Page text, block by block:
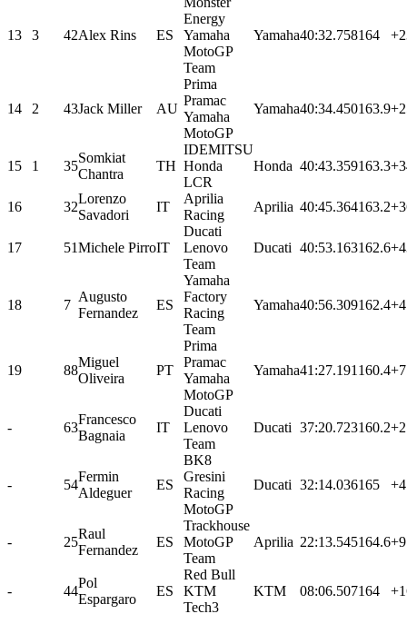
13 3 42Alex Rins ES
Energy
Yamaha
MotoGP
Team
Yamaha40:32.758164
14 2 43Jack Miller AU
Prima
Pramac
Yamaha
MotoGP
Yamaha40:34.450163.9
15 1 35
Somkiat
Chantra
TH
IDEMITSU
Honda
LCR
Honda 40:43.359163.3
16 32
Lorenzo
Savadori
IT
Aprilia
Racing
Aprilia 40:45.364163.2
17 51Michele PirroIT
Ducati
Lenovo
Team
Ducati 40:53.163162.6
18 7
Augusto
Fernandez
ES
Yamaha
Factory
Racing
Team
Yamaha40:56.309162.4
19 88
Miguel
Oliveira
PT
Prima
Pramac
Yamaha
MotoGP
Yamaha41:27.191 160.4
- 63
Francesco
Bagnaia
IT
Ducati
Lenovo
Team
Ducati 37:20.723160.2
- 54
Fermin
Aldeguer
ES
BK8
Gresini
Racing
MotoGP
Ducati 32:14.036165
- 25
Raul
Fernandez
ES
Trackhouse
MotoGP
Team
Aprilia 22:13.545164.6
- 44
Pol
Espargaro
ES
Red Bull
KTM
Tech3
KTM 08:06.507164